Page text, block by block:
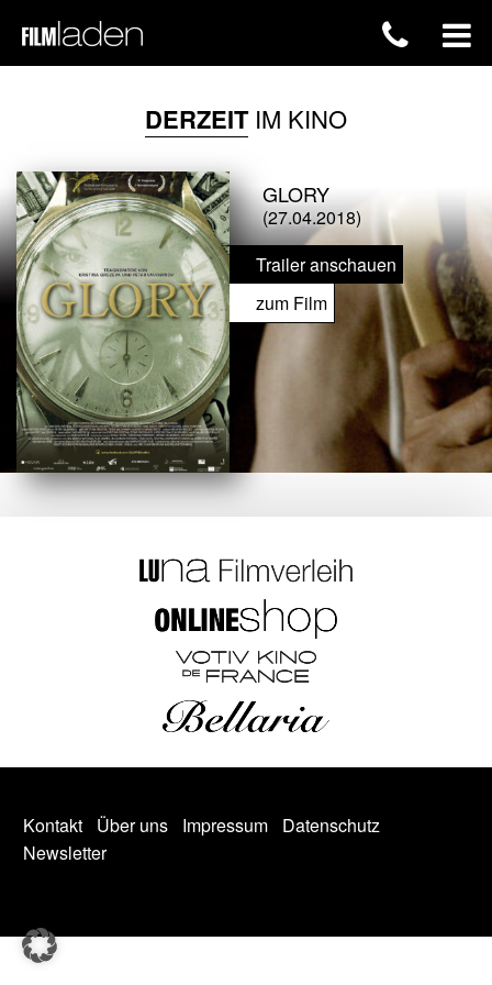
DERZEITIM KINO
GLORY
(27.04.2018)
Trailer anschauen
zum Film
Kontakt Über uns Impressum
Datenschutz
Newsletter